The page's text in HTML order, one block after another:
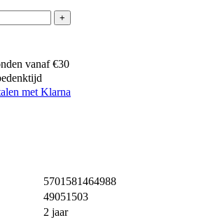
+
vanaf €30
met Klarna
5701581464988
49051503
2 jaar